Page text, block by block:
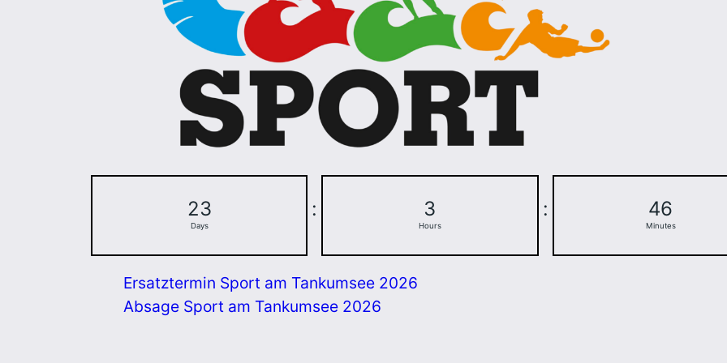
23
Days
: 3
Hours
: 46
Minutes
Ersatztermin Sport am Tankumsee 2026
Absage Sport am Tankumsee 2026